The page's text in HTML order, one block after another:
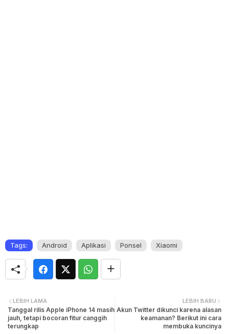
Tags: Android Aplikasi Ponsel Xiaomi
LEBIH BARU
Akun Twitter dikunci karena alasan
keamanan? Berikut ini cara
membuka kuncinya
LEBIH LAMA
Tanggal rilis Apple iPhone 14 masih
jauh, tetapi bocoran fitur canggih
terungkap